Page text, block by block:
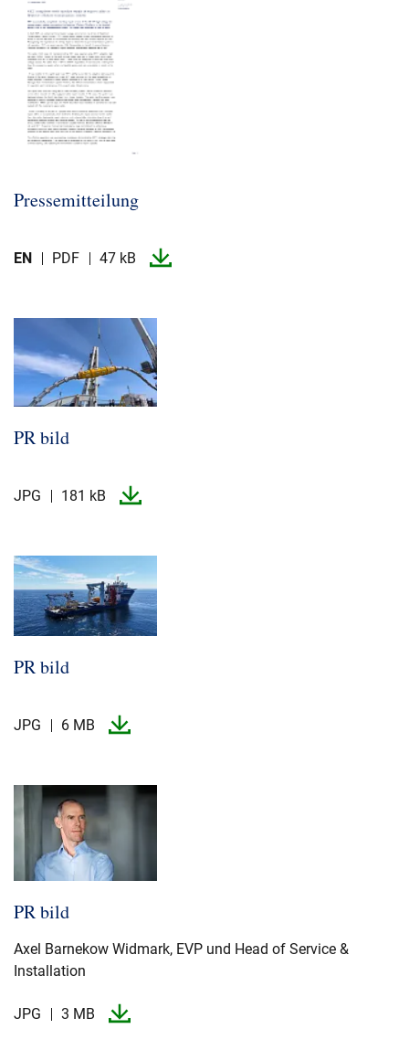
Pressemitteilung
EN PDF 47 kB
PR bild
JPG 181 kB
PR bild
JPG 6 MB
PR bild
Axel Barnekow Widmark, EVP und Head of Service &
Installation
JPG 3 MB